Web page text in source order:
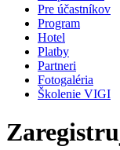
Pre účastníkov
Program
Hotel
Platby
Partneri
Fotogaléria
Školenie VIGI